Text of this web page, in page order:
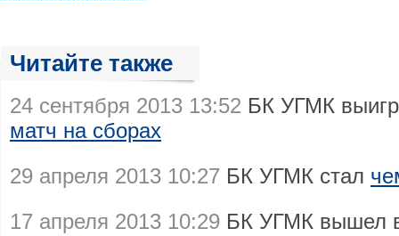
Читайте также
24 сентября 2013 13:52 БК УГМК
матч на сборах
29 апреля 2013 10:27 БК УГМК стал
17 апреля 2013 10:29 БК УГМК вышел